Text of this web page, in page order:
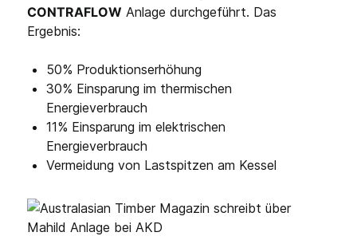
CONTRAFLOW Anlage durchgeführt. Das
Ergebnis:
50% Produktionserhöhung
30% Einsparung im thermischen
Energieverbrauch
11% Einsparung im elektrischen
Energieverbrauch
Vermeidung von Lastspitzen am Kessel